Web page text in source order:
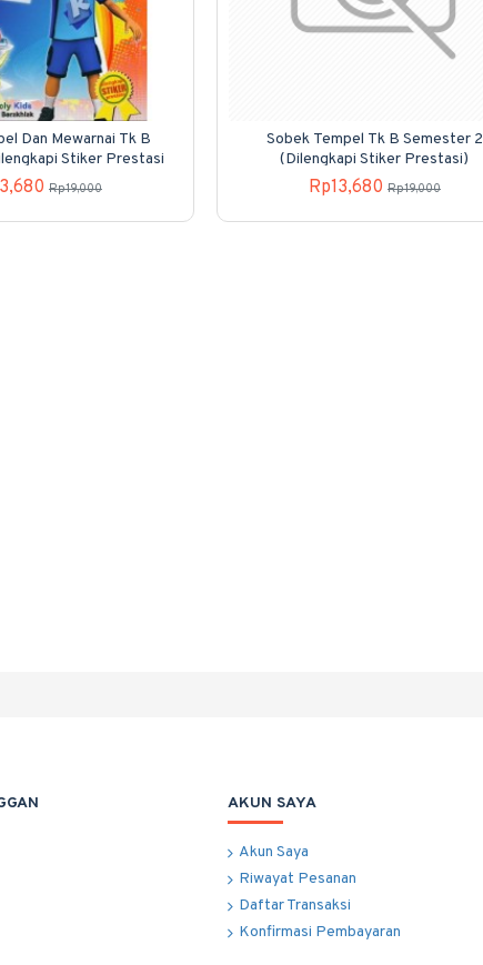
Dan Mewarnai Tk B
Stiker Prestasi
Rp19,000
Sobek Tempel Tk B Semester 2
(Dilengkapi Stiker Prestasi)
Rp13,680 Rp19,000
AKUN SAYA
Akun Saya
Riwayat Pesanan
Daftar Transaksi
Konfirmasi Pembayaran